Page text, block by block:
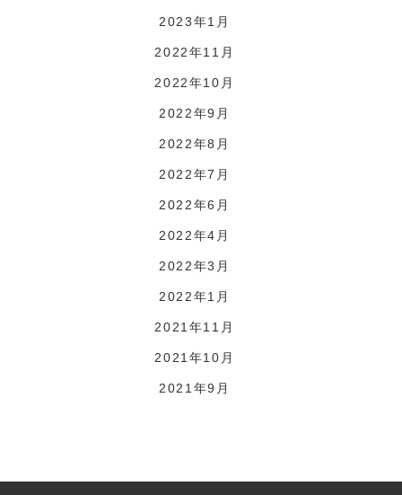
2023年1月
2022年11月
2022年10月
2022年9月
2022年8月
2022年7月
2022年6月
2022年4月
2022年3月
2022年1月
2021年11月
2021年10月
2021年9月